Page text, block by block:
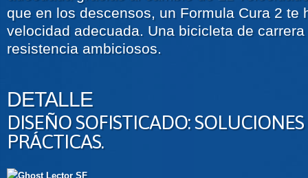
que en los descensos, un Formula Cura 2 te
velocidad adecuada. Una bicicleta de
resistencia ambiciosos.
DETALLE
DISEÑO SOFISTICADO:
PRÁCTICAS.